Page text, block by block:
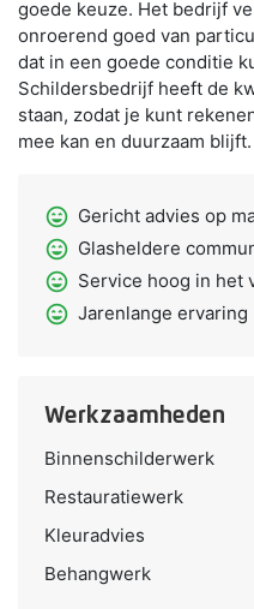
goede keuze. Het bedrijf
onroerend goed van
dat in een goede conditie
Schildersbedrijf heeft de
staan, zodat je kunt
mee kan en duurzaam blijft.
sentiment_very_satisfied Gericht advies op
sentiment_very_satisfied Glasheldere
sentiment_very_satisfied Service hoog in het
sentiment_very_satisfied Jarenlange ervaring
Werkzaamheden
Binnenschilderwerk
Restauratiewerk
Kleuradvies
Behangwerk